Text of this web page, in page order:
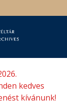
kedves
kívánunk!